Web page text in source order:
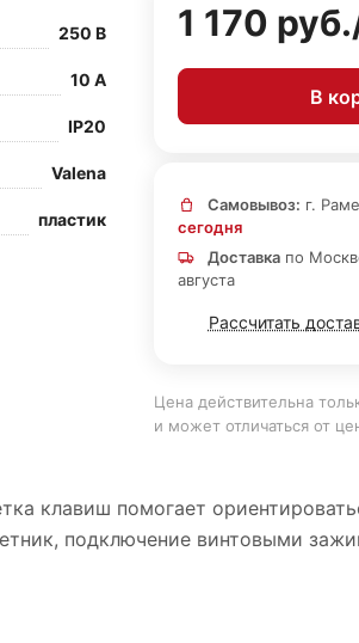
250 В
10 А
IP20
Valena
пластик
1 170
В
Самовывоз: г.
сегодня
Доставкапо
августа
Рассчитать
Цена действительна
и может отличаться от
клавиш помогает
подключение винтовыми